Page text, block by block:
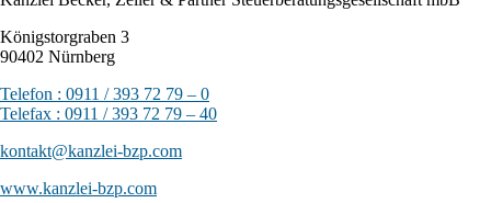
Königstorgraben 3
90402 Nürnberg
Telefon : 0911 / 393 72 79 – 0
Telefax : 0911 / 393 72 79 – 40
kontakt@kanzlei-bzp.com
www.kanzlei-bzp.com